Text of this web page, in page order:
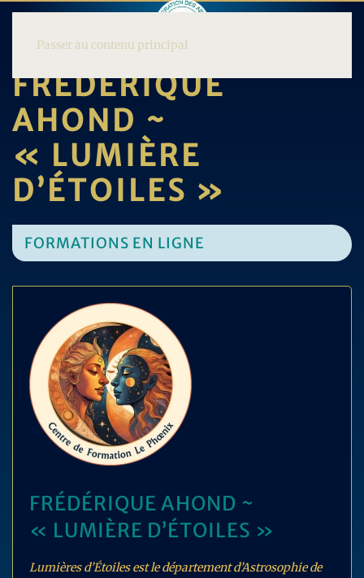
Passer au contenu principal
FRÉDÉRIQUE
AHOND ~
« LUMIÈRE
D’ÉTOILES »
FORMATIONS EN LIGNE
FRÉDÉRIQUE AHOND ~
« LUMIÈRE D’ÉTOILES »
Lumières d’Étoiles est le département d’Astrosophie de